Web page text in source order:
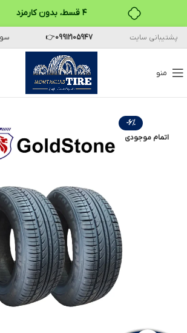
۴ قسط، بدون کارمزد
بدون ضامن، بدون سود
خرید قسطی با ترب‌پی
پشتیبانی سایت 09912105947
👉
منو
-6%
اتمام موجودی